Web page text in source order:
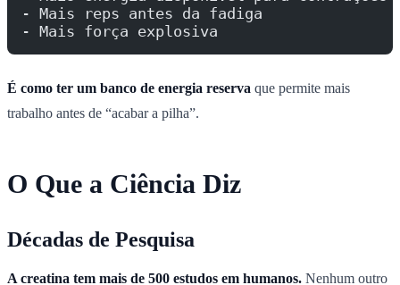
- Mais reps antes da fadiga
- Mais força explosiva
É como ter um banco de energia reserva que permite mais
trabalho antes de “acabar a pilha”.
O Que a Ciência Diz
Décadas de Pesquisa
A creatina tem mais de 500 estudos em humanos. Nenhum outro